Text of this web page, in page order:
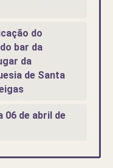
do
bar da
da
de Santa
06 de abril de